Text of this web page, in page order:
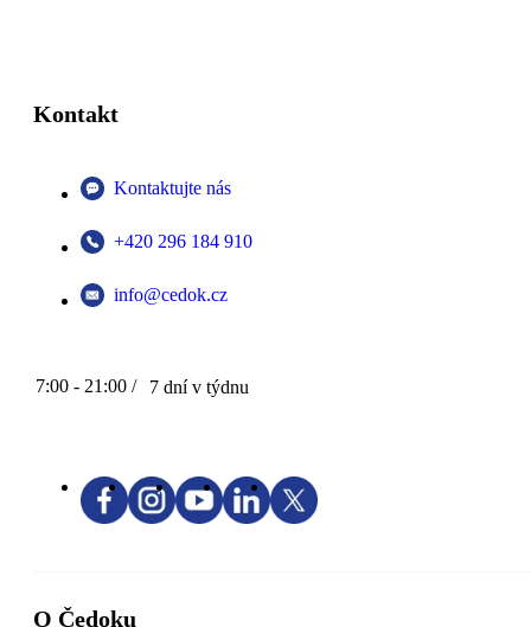
Kontakt
Kontaktujte nás
+420 296 184 910
info@cedok.cz
7:00 - 21:00 / 7 dní v týdnu
O Čedoku